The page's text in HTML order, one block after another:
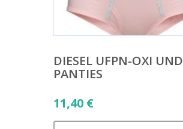
DIESEL UFPN-OXI UND
PANTIES
11,40 €